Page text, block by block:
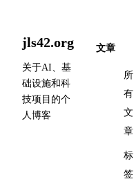
jls42.org
关于AI、基
础设施和科
技项目的个
人博客
文章
所
有
文
章
标
签